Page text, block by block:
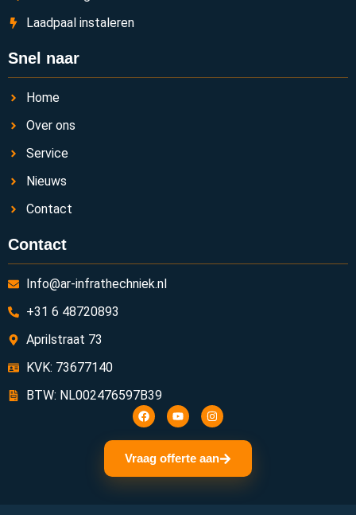
Laadpaal instaleren
Snel naar
Home
Over ons
Service
Nieuws
Contact
Contact
Info@ar-infrathechniek.nl
+31 6 48720893
Aprilstraat 73
KVK: 73677140
BTW: NL002476597B39
Vraag offerte aan